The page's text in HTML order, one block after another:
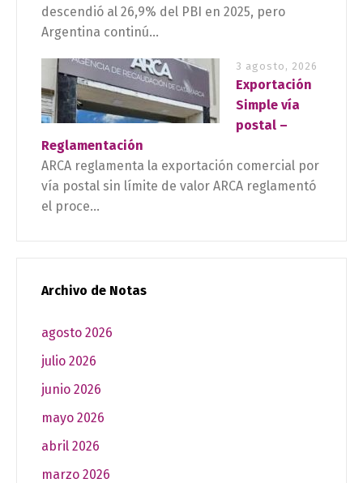
descendió al 26,9% del PBI en 2025, pero
Argentina continú...
3 agosto, 2026
Exportación
Simple vía
postal –
Reglamentación
ARCA reglamenta la exportación comercial por
vía postal sin límite de valor ARCA reglamentó
el proce...
Archivo de Notas
agosto 2026
julio 2026
junio 2026
mayo 2026
abril 2026
marzo 2026